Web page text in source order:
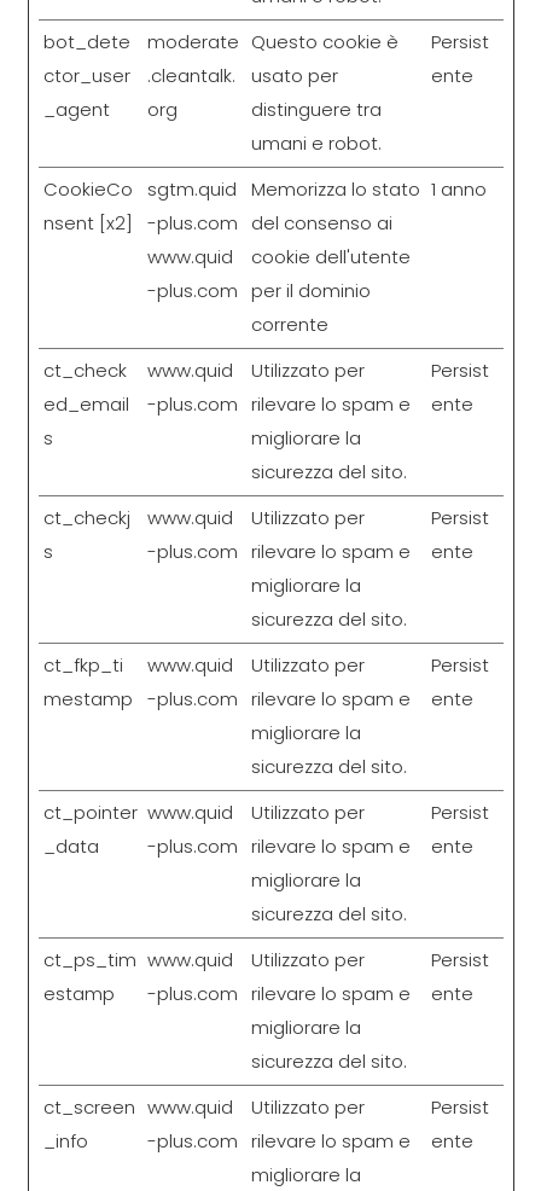
bot_dete
ctor_user
_agent
moderate
.cleantalk.
org
Questo cookie è
usato per
distinguere tra
umani e robot.
Persist
ente
CookieCo
nsent [x2]
sgtm.quid
-plus.com
www.quid
-plus.com
Memorizza lo stato
del consenso ai
cookie dell'utente
per il dominio
corrente
1 anno
ct_check
ed_email
s
www.quid
-plus.com
Utilizzato per
rilevare lo spam e
migliorare la
sicurezza del sito.
Persist
ente
ct_checkj
s
www.quid
-plus.com
Utilizzato per
rilevare lo spam e
migliorare la
sicurezza del sito.
Persist
ente
ct_fkp_ti
mestamp
www.quid
-plus.com
Utilizzato per
rilevare lo spam e
migliorare la
sicurezza del sito.
Persist
ente
ct_pointer
_data
www.quid
-plus.com
Utilizzato per
rilevare lo spam e
migliorare la
sicurezza del sito.
Persist
ente
ct_ps_tim
estamp
www.quid
-plus.com
Utilizzato per
rilevare lo spam e
migliorare la
sicurezza del sito.
Persist
ente
ct_screen
_info
www.quid
-plus.com
Utilizzato per
rilevare lo spam e
migliorare la
Persist
ente